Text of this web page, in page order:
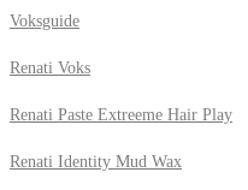
Voksguide
Renati Voks
Renati Paste Extreeme Hair Play
Renati Identity Mud Wax